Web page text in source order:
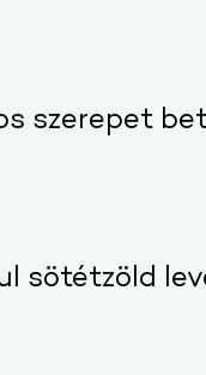
szerepet
sötétzöld